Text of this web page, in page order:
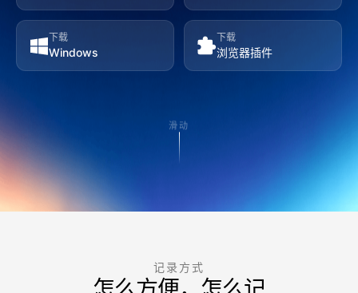
下载
Windows
下载
浏览器插件
滑动
记录方式